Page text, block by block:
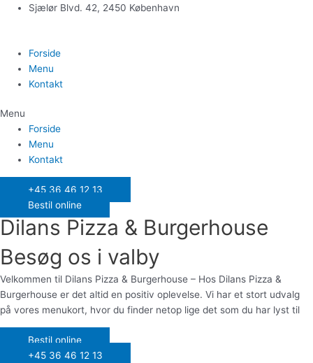
Sjælør Blvd. 42, 2450 København
Forside
Menu
Kontakt
Menu
Forside
Menu
Kontakt
+45 36 46 12 13
Bestil online
Dilans Pizza & Burgerhouse
Besøg os i valby
Velkommen til Dilans Pizza & Burgerhouse – Hos Dilans Pizza &
Burgerhouse er det altid en positiv oplevelse. Vi har et stort udvalg
på vores menukort, hvor du finder netop lige det som du har lyst til
Bestil online
+45 36 46 12 13